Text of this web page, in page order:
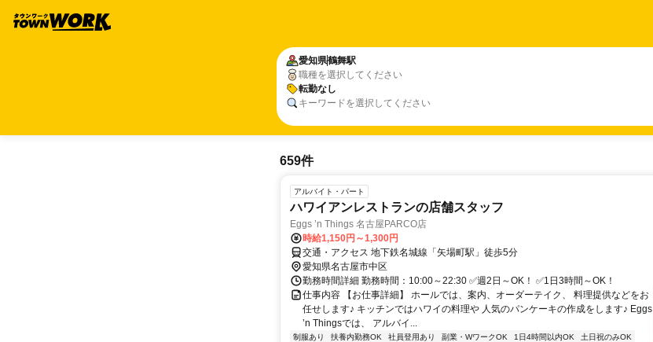
愛知県鶴舞駅
職種を選択してください
転勤なし
キーワードを選択してください
659件
アルバイト・パート
ハワイアンレストランの店舗スタッフ
Eggs ’n Things 名古屋PARCO店
時給1,150円～1,300円
交通・アクセス 地下鉄名城線「矢場町駅」徒歩5分
愛知県名古屋市中区
勤務時間詳細 勤務時間：10:00～22:30 ✅週2日～OK！ ✅1日3時間～OK！
仕事内容 【お仕事詳細】 ホールでは、案内、オーダーテイク、 料理提供などをお
任せします♪ キッチンではハワイの料理や 人気のパンケーキの作成をします♪ Eggs
’n Thingsでは、 アルバイ...
制服あり 扶養内勤務OK 社員登用あり 副業・WワークOK 1日4時間以内OK
土日祝のみOK